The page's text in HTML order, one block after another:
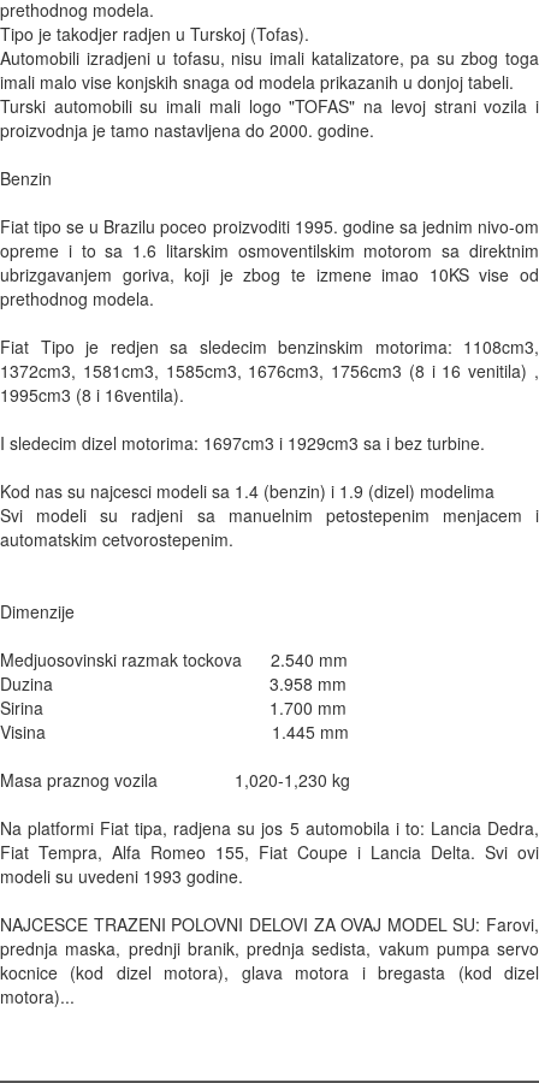
prethodnog modela.
Tipo je takodjer radjen u Turskoj (Tofas).
Automobili izradjeni u tofasu, nisu imali katalizatore, pa su zbog toga
imali malo vise konjskih snaga od modela prikazanih u donjoj tabeli.
Turski automobili su imali mali logo "TOFAS" na levoj strani vozila i
proizvodnja je tamo nastavljena do 2000. godine.
Benzin
Fiat tipo se u Brazilu poceo proizvoditi 1995. godine sa jednim nivo-om
opreme i to sa 1.6 litarskim osmoventilskim motorom sa direktnim
ubrizgavanjem goriva, koji je zbog te izmene imao 10KS vise od
prethodnog modela.
Fiat Tipo je redjen sa sledecim benzinskim motorima: 1108cm3,
1372cm3, 1581cm3, 1585cm3, 1676cm3, 1756cm3 (8 i 16 venitila) ,
1995cm3 (8 i 16ventila).
I sledecim dizel motorima: 1697cm3 i 1929cm3 sa i bez turbine.
Kod nas su najcesci modeli sa 1.4 (benzin) i 1.9 (dizel) modelima
Svi modeli su radjeni sa manuelnim petostepenim menjacem i
automatskim cetvorostepenim.
Dimenzije
Medjuosovinski razmak tockova      2.540 mm
Duzina                                             3.958 mm
Sirina                                               1.700 mm
Visina                                               1.445 mm
Masa praznog vozila                1,020-1,230 kg
Na platformi Fiat tipa, radjena su jos 5 automobila i to: Lancia Dedra,
Fiat Tempra, Alfa Romeo 155, Fiat Coupe i Lancia Delta. Svi ovi
modeli su uvedeni 1993 godine.
NAJCESCE TRAZENI POLOVNI DELOVI ZA OVAJ MODEL SU: Farovi,
prednja maska, prednji branik, prednja sedista, vakum pumpa servo
kocnice (kod dizel motora), glava motora i bregasta (kod dizel
motora)...